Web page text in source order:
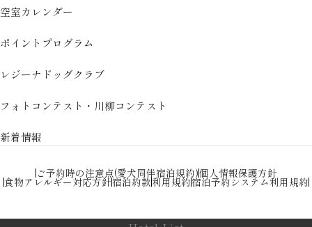
空室カレンダー
ポイントプログラム
レジーナドッグクラブ
フォトコンテスト・川柳コンテスト
新着情報
ご予約時の注意点(愛犬同伴宿泊規約)個人情報保護方針
食物アレルギー対応方針宿泊約款利用規約宿泊予約システム利用規約